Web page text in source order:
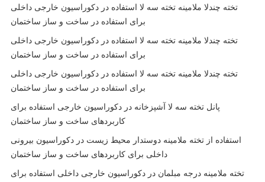
تخته چندلا ملامینه تخته سه لا استفاده در دکوراسیون خارجی داخلی
برای استفاده در ساخت و ساز ساختمان
تخته چندلا ملامینه تخته سه لا استفاده در دکوراسیون خارجی داخلی
برای استفاده در ساخت و ساز ساختمان
تخته چندلا ملامینه تخته سه لا استفاده در دکوراسیون خارجی داخلی
برای استفاده در ساخت و ساز ساختمان
پانل تخته سه لا آشپزخانه در دکوراسیون خارجی استفاده برای
کاربردهای ساخت و ساز ساختمان
استفاده از تخته ملامینه دوستدار محیط زیست در دکوراسیون بیرونی
داخلی برای کاربردهای ساخت و ساز ساختمان
تخته ملامینه درجه مبلمان در دکوراسیون خارجی داخلی استفاده برای